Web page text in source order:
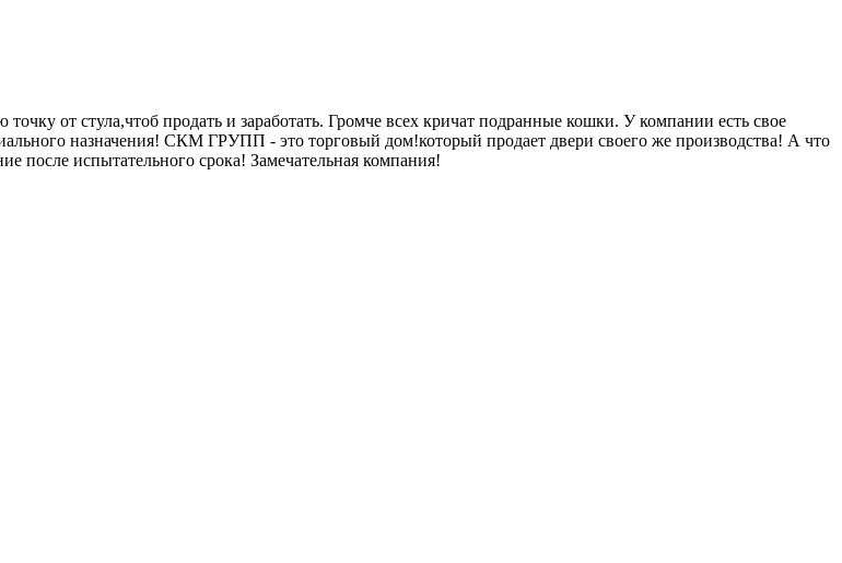
от стула,чтоб продать и заработать. Громче всех кричат подранные кошки. У компании есть свое
назначения! СКМ ГРУПП - это торговый дом!который продает двери своего же производства! А что
после испытательного срока! Замечательная компания!